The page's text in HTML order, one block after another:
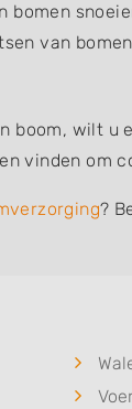
van
boom, wilt
vinden om
?